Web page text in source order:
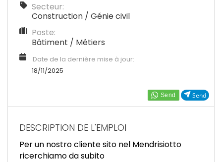
Déposez
Connexion
FR
Send
Secteur:
Construction / Génie civil
Poste:
Bâtiment / Métiers
Date de la dernière mise à jour:
18/11/2025
DESCRIPTION DE L'EMPLOI
Per un nostro cliente sito nel Mendrisiotto
ricerchiamo da subito